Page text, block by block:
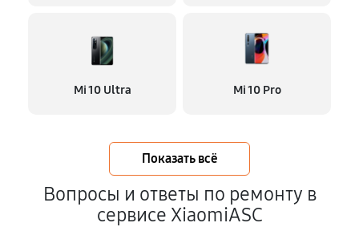
Mi 10 Ultra Mi 10 Pro
Показать всё
Вопросы и ответы по ремонту в
сервисе XiaomiASC